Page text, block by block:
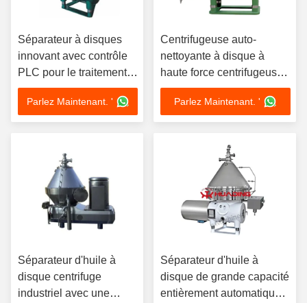
Séparateur à disques
innovant avec contrôle
PLC pour le traitement
de la bière, capacité de
100L à 10000L et
garantie de 5 ans
Parlez Maintenant. '
Centrifugeuse auto-
nettoyante à disque à
haute force centrifugeuse
pour usine
Parlez Maintenant. '
Séparateur d'huile à
disque centrifuge
industriel avec une
Séparateur d'huile à
disque de grande capacité
entièrement automatique